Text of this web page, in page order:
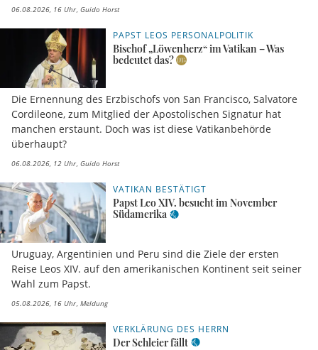
06.08.2026, 16 Uhr Guido Horst
PAPST LEOS PERSONALPOLITIK
Bischof „Löwenherz“ im Vatikan – Was
bedeutet das?
Die Ernennung des Erzbischofs von San Francisco, Salvatore
Cordileone, zum Mitglied der Apostolischen Signatur hat
manchen erstaunt. Doch was ist diese Vatikanbehörde
überhaupt?
06.08.2026, 12 Uhr Guido Horst
VATIKAN BESTÄTIGT
Papst Leo XIV. besucht im November
Südamerika
Uruguay, Argentinien und Peru sind die Ziele der ersten
Reise Leos XIV. auf den amerikanischen Kontinent seit seiner
Wahl zum Papst.
05.08.2026, 16 Uhr Meldung
VERKLÄRUNG DES HERRN
Der Schleier fällt